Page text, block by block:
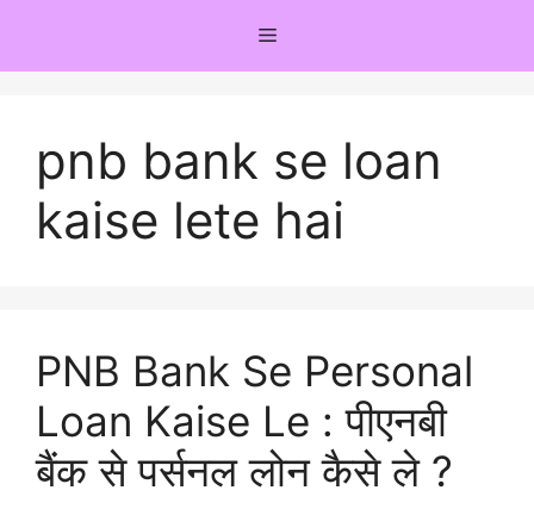
content
Menu
pnb bank se loan
kaise lete hai
PNB Bank Se Personal
Loan Kaise Le : पीएनबी
बैंक से पर्सनल लोन कैसे ले ?